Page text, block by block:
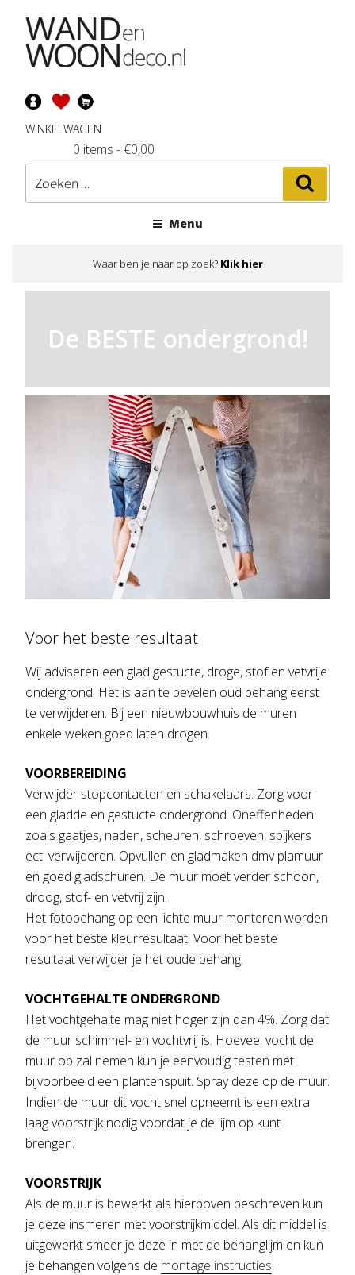
inhoud
WINKELWAGEN
-€0,00
0 items
Zoeken
naar:
Menu
Waar ben je naar op zoek? Klik hier
De BESTE ondergrond!
Voor het beste resultaat
Wij adviseren een glad gestucte, droge, stof en vetvrije
ondergrond. Het is aan te bevelen oud behang eerst
te verwijderen. Bij een nieuwbouwhuis de muren
enkele weken goed laten drogen.
VOORBEREIDING
Verwijder stopcontacten en schakelaars. Zorg voor
een gladde en gestucte ondergrond. Oneffenheden
zoals gaatjes, naden, scheuren, schroeven, spijkers
ect. verwijderen. Opvullen en gladmaken dmv plamuur
en goed gladschuren. De muur moet verder schoon,
droog, stof- en vetvrij zijn.
Het fotobehang op een lichte muur monteren worden
voor het beste kleurresultaat. Voor het beste
resultaat verwijder je het oude behang.
VOCHTGEHALTE ONDERGROND
Het vochtgehalte mag niet hoger zijn dan 4%. Zorg dat
de muur schimmel- en vochtvrij is. Hoeveel vocht de
muur op zal nemen kun je eenvoudig testen met
bijvoorbeeld een plantenspuit. Spray deze op de muur.
Indien de muur dit vocht snel opneemt is een extra
laag voorstrijk nodig voordat je de lijm op kunt
brengen.
VOORSTRIJK
Als de muur is bewerkt als hierboven beschreven kun
je deze insmeren met voorstrijkmiddel. Als dit middel is
uitgewerkt smeer je deze in met de behanglijm en kun
je behangen volgens de montage instructies.